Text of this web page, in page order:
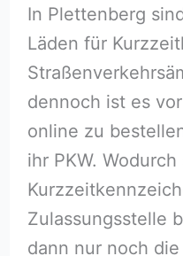
In Plettenberg
Läden für
dennoch ist es
online zu
ihr PKW.
Zulassungsstelle
dann nur noch